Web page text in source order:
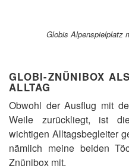
Globis Alpenspielplatz
GLOBI-ZNÜNIBOX
ALLTAG
Obwohl der Ausflug mit
Weile zurückliegt, ist
wichtigen Alltagsbegleiter
nämlich meine beiden
Znünibox mit.